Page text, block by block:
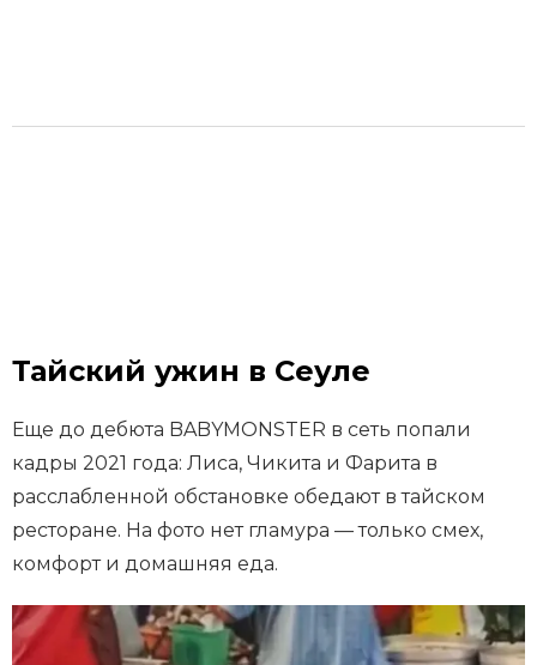
Тайский ужин в Сеуле
Еще до дебюта BABYMONSTER в сеть попали
кадры 2021 года: Лиса, Чикита и Фарита в
расслабленной обстановке обедают в тайском
ресторане. На фото нет гламура — только смех,
комфорт и домашняя еда.